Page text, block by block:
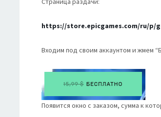
https://store.epicgames.com/ru/p/
Входим под своим аккаунтом и жмем
Появится окно с заказом, сумма к